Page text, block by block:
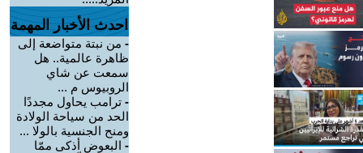
احدث الأخبار المهمة
- من نبتة متواضعة إلى
ظاهرة عالمية.. هل
سمعت عن شاي
الروبيوس م ...
- ترامب يحاول مجددًا
الحد من سياحة الولادة
ومنح الجنسية بالولا ...
- البعوض أذكى ممّا